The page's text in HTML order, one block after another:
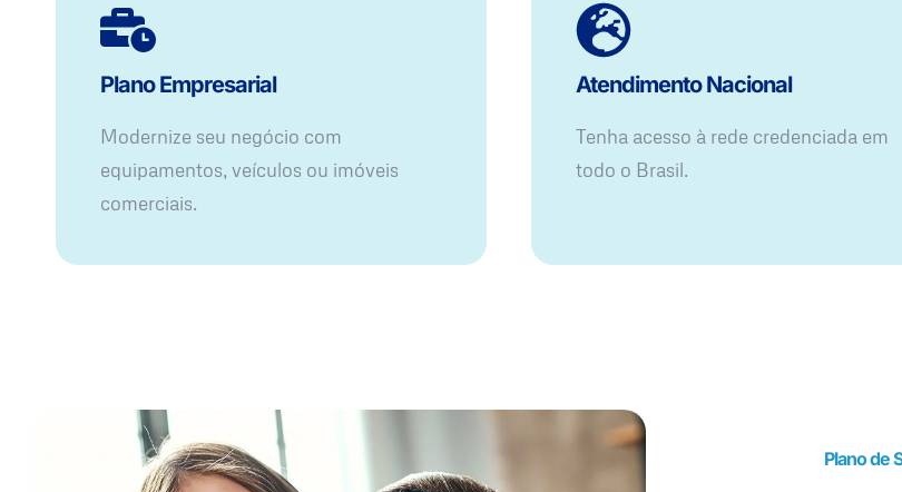
Plano Empresarial
Modernize seu negócio com
equipamentos, veículos ou imóveis
comerciais.
Atendimento Nacional
Tenha acesso à rede credenciada em
todo o Brasil.
Plano de